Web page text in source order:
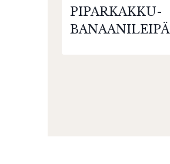
PIPARKAKKU-
BANAANILEIPÄ